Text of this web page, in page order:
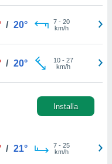
/ 20° 7- 20
km/h
/ 20° 10- 27
km/h
Installa
/ 21° 7- 25
km/h